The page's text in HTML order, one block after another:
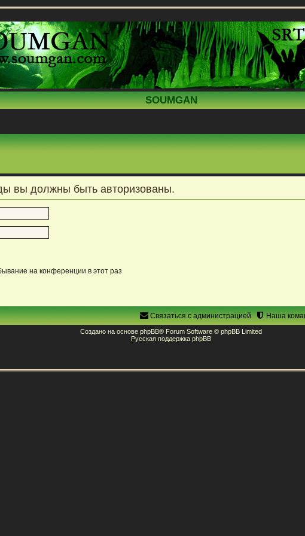
SOUMGAN
вы должны быть авторизованы.
на конференции в этот раз
Наша
Связаться с администрацией
Создано на основе phpBB® Forum Software © phpBB Limited
Русская поддержка phpBB